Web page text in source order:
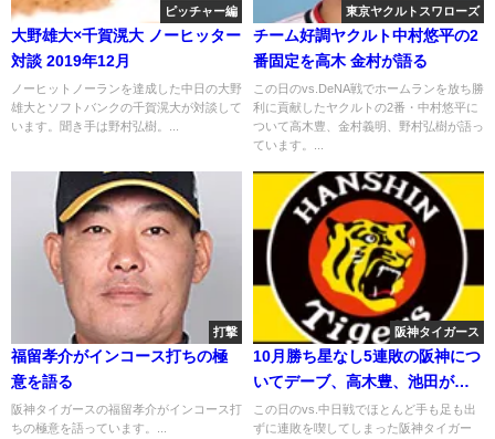
ピッチャー編
大野雄大×千賀滉大 ノーヒッター
対談 2019年12月
ノーヒットノーランを達成した中日の大野
雄大とソフトバンクの千賀滉大が対談して
います。聞き手は野村弘樹。...
東京ヤクルトスワローズ
チーム好調ヤクルト中村悠平の2
番固定を高木 金村が語る
この日のvs.DeNA戦でホームランを放ち勝
利に貢献したヤクルトの2番・中村悠平に
ついて高木豊、金村義明、野村弘樹が語っ
ています。...
打撃
福留孝介がインコース打ちの極
意を語る
阪神タイガースの福留孝介がインコース打
ちの極意を語っています。...
阪神タイガース
10月勝ち星なし5連敗の阪神につ
いてデーブ、高木豊、池田が語
る 2018年10月5日
この日のvs.中日戦でほとんど手も足も出
ずに連敗を喫してしまった阪神タイガー